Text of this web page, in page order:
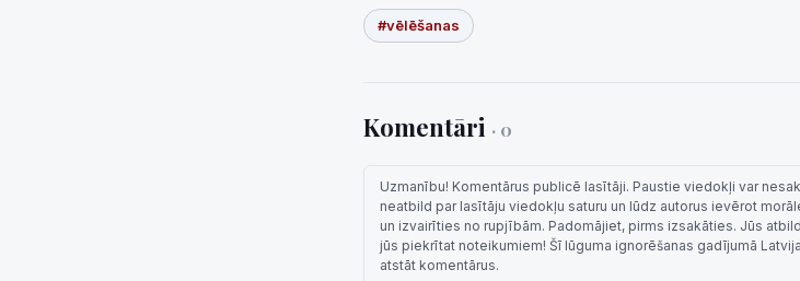
#vēlēšanas
Komentāri · 0
Uzmanību! Komentārus publicē lasītāji. Paustie viedokļi var
neatbild par lasītāju viedokļu saturu un lūdz autorus ievērot
un izvairīties no rupjībām. Padomājiet, pirms izsakāties. Jūs
jūs piekrītat noteikumiem! Šī lūguma ignorēšanas gadījumā
atstāt komentārus.